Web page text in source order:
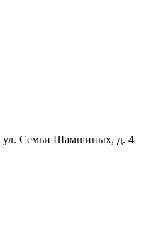
ул. Семьи Шамшиных, д. 4